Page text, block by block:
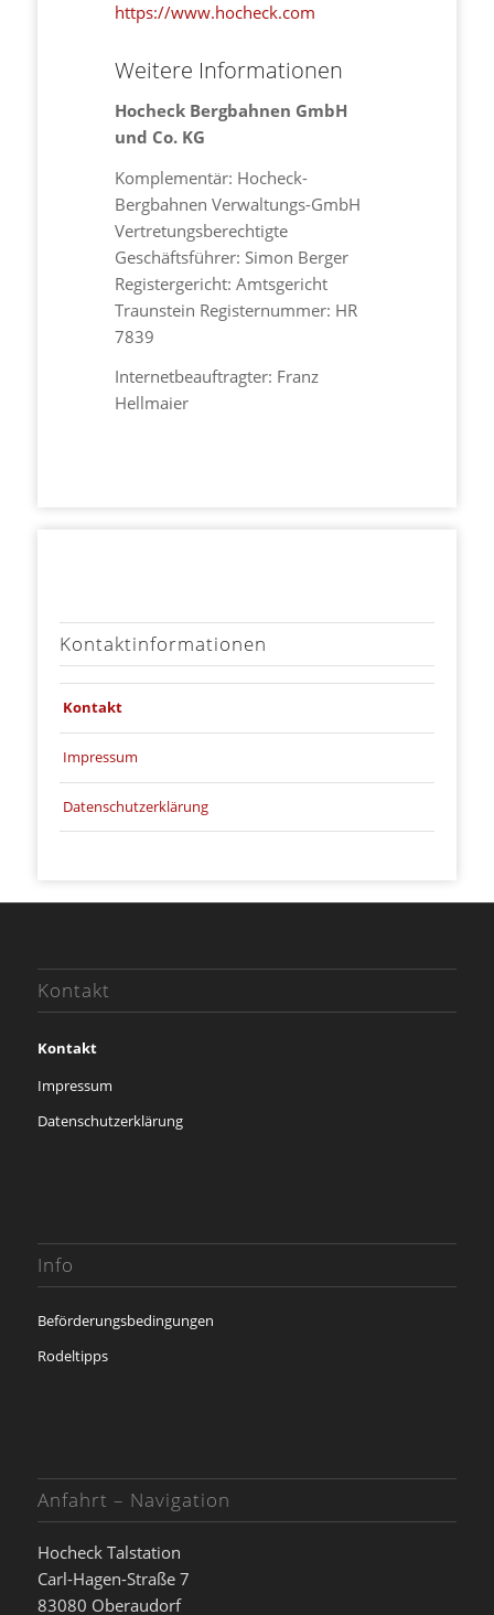
https://www.hocheck.com
Weitere Informationen
Hocheck Bergbahnen GmbH
und Co. KG
Komplementär: Hocheck-
Bergbahnen Verwaltungs-GmbH
Vertretungsberechtigte
Geschäftsführer: Simon Berger
Registergericht: Amtsgericht
Traunstein Registernummer: HR
7839
Internetbeauftragter: Franz
Hellmaier
Kontaktinformationen
Kontakt
Impressum
Datenschutzerklärung
Kontakt
Kontakt
Impressum
Datenschutzerklärung
Info
Beförderungsbedingungen
Rodeltipps
Anfahrt – Navigation
Hocheck Talstation
Carl-Hagen-Straße 7
83080 Oberaudorf